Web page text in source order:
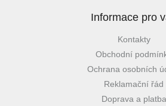
Informace pro
Kontakty
Obchodní
Ochrana osobních
Reklamační řád
Doprava a platba